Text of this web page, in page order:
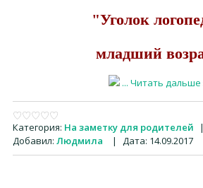
"Уголок
младший
... Читать дальше
Категория: На заметку для родителей |
Добавил: Людмила | Дата: 14.09.2017